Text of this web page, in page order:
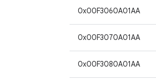
0x00F3060A01AA
0x00F3070A01AA
0x00F3080A01AA